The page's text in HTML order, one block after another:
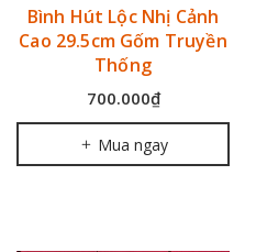
Bình Hút Lộc Nhị Cảnh
Cao 29.5cm Gốm Truyền
Thống
700.000₫
Mua ngay